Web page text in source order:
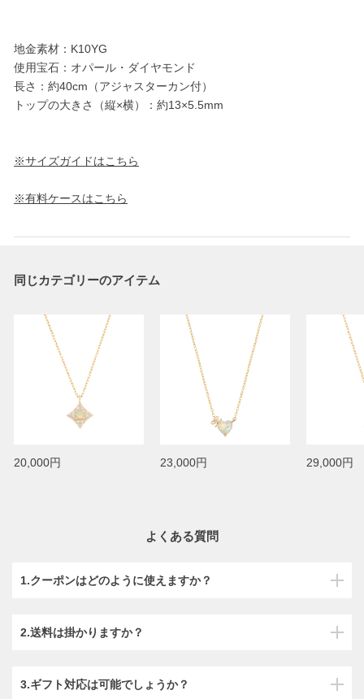
地金素材：K10YG
使用宝石：オパール・ダイヤモンド
長さ：約40cm（アジャスターカン付）
トップの大きさ（縦×横）：約13×5.5mm
※サイズガイドはこちら
※有料ケースはこちら
同じカテゴリーのアイテム
20,000円 23,000円 29,000円
よくある質問
1.クーポンはどのように使えますか？
2.送料は掛かりますか？
3.ギフト対応は可能でしょうか？